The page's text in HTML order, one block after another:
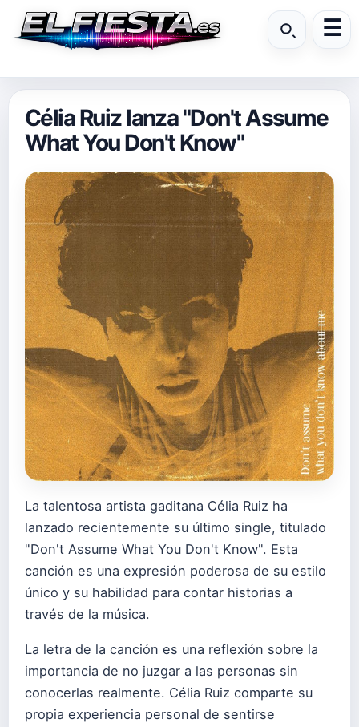
Célia Ruiz lanza "Don't Assume
What You Don't Know"
La talentosa artista gaditana Célia Ruiz ha
lanzado recientemente su último single, titulado
"Don't Assume What You Don't Know". Esta
canción es una expresión poderosa de su estilo
único y su habilidad para contar historias a
través de la música.
La letra de la canción es una reflexión sobre la
importancia de no juzgar a las personas sin
conocerlas realmente. Célia Ruiz comparte su
propia experiencia personal de sentirse